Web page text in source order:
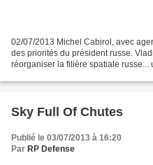
02/07/2013 Michel Cabirol, avec
des priorités du président russe.
réorganiser la filière spatiale russe...
Sky Full Of Chutes
Publié le 03/07/2013 à 16:20
Par RP Defense